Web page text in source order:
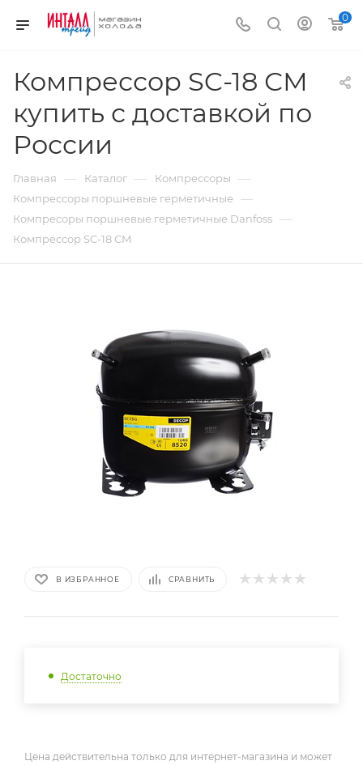
0
Компрессор SC-18 СМ
купить с доставкой по
России
Главная — Каталог — Компрессоры —
Компрессоры поршневые герметичные —
Компресоры поршневые герметичные Danfoss —
Компрессор SC-18 СМ
В ИЗБРАННОЕ СРАВНИТЬ
Достаточно
Цена действительна только для интернет-магазина и может